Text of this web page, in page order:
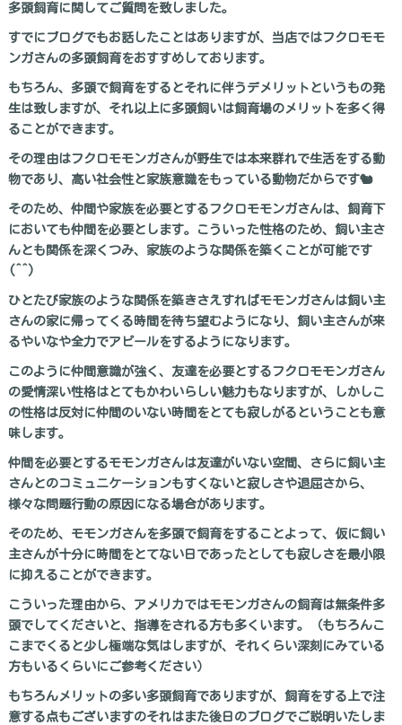
多頭飼育に関してご質問を致しました。
すでにブログでもお話したことはありますが、当店ではフクロモモ
ンガさんの多頭飼育をおすすめしております。
もちろん、多頭で飼育をするとそれに伴うデメリットというもの発
生は致しますが、それ以上に多頭飼いは飼育場のメリットを多く得
ることができます。
その理由はフクロモモンガさんが野生では本来群れで生活をする動
物であり、高い社会性と家族意識をもっている動物だからです🐿
そのため、仲間や家族を必要とするフクロモモンガさんは、飼育下
においても仲間を必要とします。こういった性格のため、飼い主さ
んとも関係を深くつみ、家族のような関係を築くことが可能です
(^^)
ひとたび家族のような関係を築きさえすればモモンガさんは飼い主
さんの家に帰ってくる時間を待ち望むようになり、飼い主さんが来
るやいなや全力でアピールをするようになります。
このように仲間意識が強く、友達を必要とするフクロモモンガさん
の愛情深い性格はとてもかわいらしい魅力もなりますが、しかしこ
の性格は反対に仲間のいない時間をとても寂しがるということも意
味します。
仲間を必要とするモモンガさんは友達がいない空間、さらに飼い主
さんとのコミュニケーションもすくないと寂しさや退屈さから、
様々な問題行動の原因になる場合があります。
そのため、モモンガさんを多頭で飼育をすることよって、仮に飼い
主さんが十分に時間をとてない日であったとしても寂しさを最小限
に抑えることができます。
こういった理由から、アメリカではモモンガさんの飼育は無条件多
頭でしてくださいと、指導をされる方も多くいます。（もちろんこ
こまでくると少し極端な気はしますが、それくらい深刻にみている
方もいるくらいにご参考ください）
もちろんメリットの多い多頭飼育でありますが、飼育をする上で注
意する点もございますのそれはまた後日のブログでご説明いたしま